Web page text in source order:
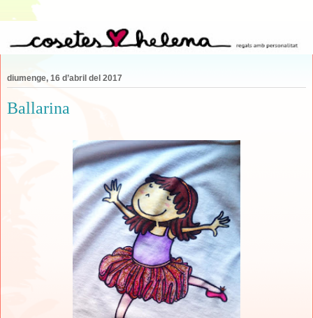
diumenge, 16 d’abril del 2017
Ballarina